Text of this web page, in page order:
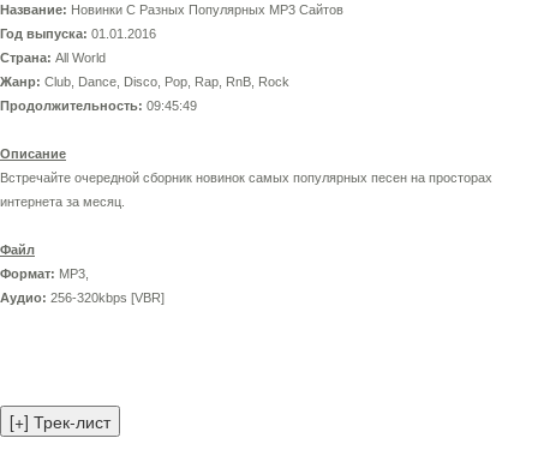
Название: Новинки С Разных Популярных MP3 Сайтов
Год выпуска: 01.01.2016
Страна: All World
Жанр: Club, Dance, Disco, Pop, Rap, RnB, Rock
Продолжительность: 09:45:49
Описание
Встречайте очередной сборник новинок самых популярных песен на просторах
интернета за месяц.
Файл
Формат: MP3,
Аудио: 256-320kbps [VBR]